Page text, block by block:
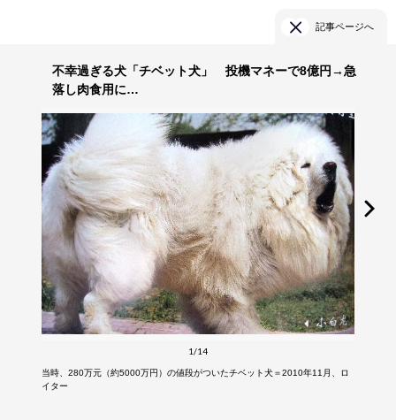
記事ページへ
不幸過ぎる犬「チベット犬」 投機マネーで8億円→急
落し肉食用に…
1/14
当時、280万元（約5000万円）の値段がついたチベット犬＝2010年11月、ロ
イター